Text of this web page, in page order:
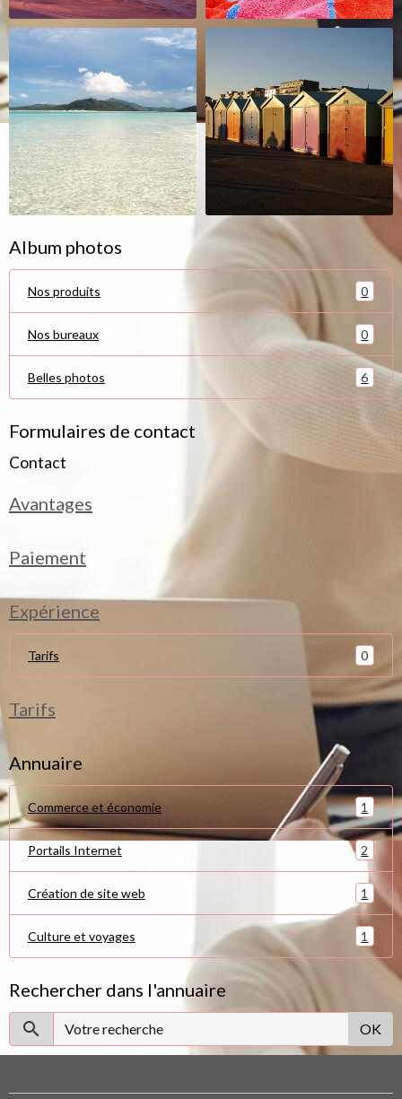
Album photos
Nos produits 0
Nos bureaux 0
Belles photos 6
Formulaires de contact
Contact
Avantages
Paiement
Expérience
Tarifs 0
Tarifs
Annuaire
Commerce et économie 1
Portails Internet 2
Création de site web 1
Culture et voyages 1
Rechercher dans l'annuaire
OK